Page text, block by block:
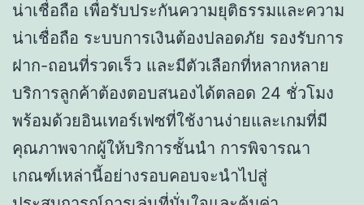
น่าเชื่อถือ เพื่อรับประกันความยุติธรรมและความ
น่าเชื่อถือ ระบบการเงินต้องปลอดภัย รองรับการ
ฝาก-ถอนที่รวดเร็ว และมีตัวเลือกที่หลากหลาย
บริการลูกค้าต้องตอบสนองได้ตลอด 24 ชั่วโมง
พร้อมด้วยอินเทอร์เฟซที่ใช้งานง่ายและเกมที่มี
คุณภาพจากผู้ให้บริการชั้นนำ การพิจารณา
เกณฑ์เหล่านี้อย่างรอบคอบจะนำไปสู่